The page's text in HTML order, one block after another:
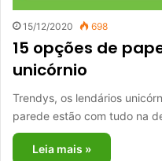
15/12/2020 698
15 opções de
unicórnio
Trendys, os lendários
parede estão com tudo na
Leia mais »